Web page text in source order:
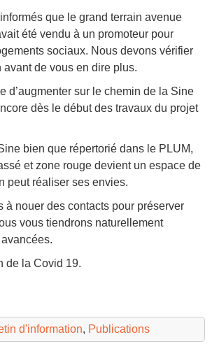
que le grand terrain avenue
été vendu à un promoteur pour
sociaux. Nous devons vérifier
avant de vous en dire plus.
d’augmenter sur le chemin de la Sine
dès le début des travaux du projet
bien que répertorié dans le PLUM,
et zone rouge devient un espace de
peut réaliser ses envies.
à nouer des contacts pour préserver
vous tiendrons naturellement
de la Covid 19.
d'information, Publications